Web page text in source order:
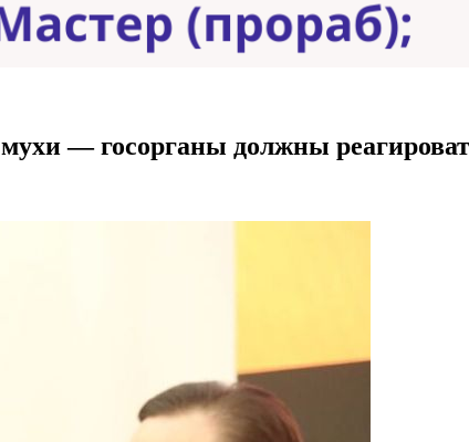
— госорганы должны